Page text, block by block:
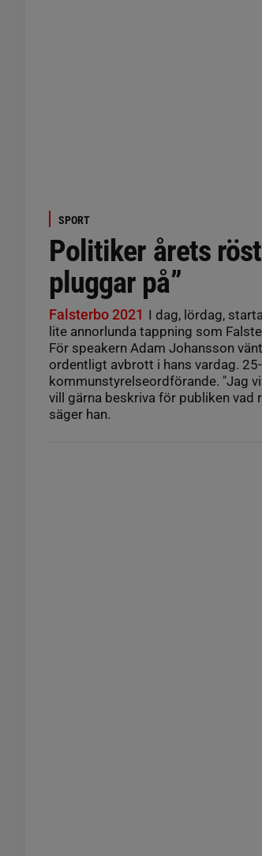
SPORT
Politiker årets
pluggar på”
Falsterbo 2021 I dag, lördag,
lite annorlunda tappning som
För speakern Adam Johansson
ordentligt avbrott i hans vardag.
kommunstyrelseordförande. "Jag
vill gärna beskriva för publiken vad
säger han.